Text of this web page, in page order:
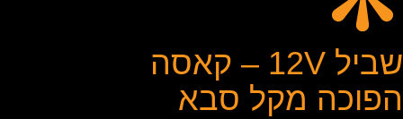
שביל 12V – קאסה
הפוכה מקל סבא